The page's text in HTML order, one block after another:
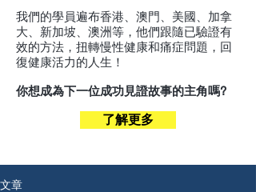
我們的學員遍布香港、澳門、美國、加拿
大、新加坡、澳洲等，他們跟隨已驗證有
效的方法，扭轉慢性健康和痛症問題，回
復健康活力的人生！
你想成為下一位成功見證故事的主角嗎?
了解更多
文章